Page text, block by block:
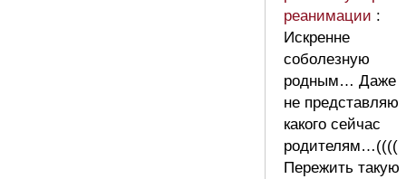
реанимации :
Искренне
соболезную
родным… Даже
не представляю
какого сейчас
родителям…((((
Пережить такую